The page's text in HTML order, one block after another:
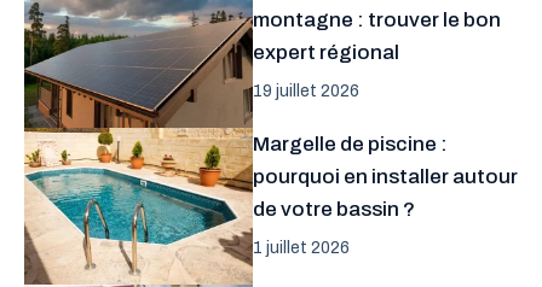
montagne : trouver le bon
expert régional
19 juillet 2026
Margelle de piscine :
pourquoi en installer autour
de votre bassin ?
1 juillet 2026